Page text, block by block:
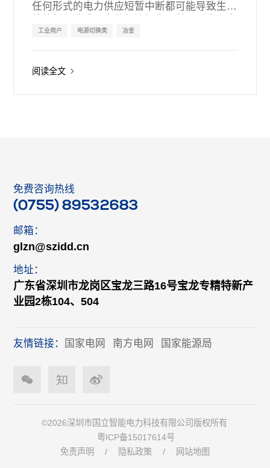
任何形式的电力供应短暂中断都可能导致生产
伤害事故。
断和废品产生。钢铁冶金行业的生产环境复杂
工业用户 电源切换类 冶金
阅读全文
免费咨询热线
(0755) 89532683
邮箱：
glzn@szidd.cn
地址：
广东省深圳市龙岗区宝龙三路16号宝龙专精特新产
业园2栋104、504
友情链接： 国家电网 南方电网 国家能源局
©2026深圳市国立智能电力科技有限公司版权所有
粤ICP备15017614号
免责声明
/ 隐私政策 / 网站地图